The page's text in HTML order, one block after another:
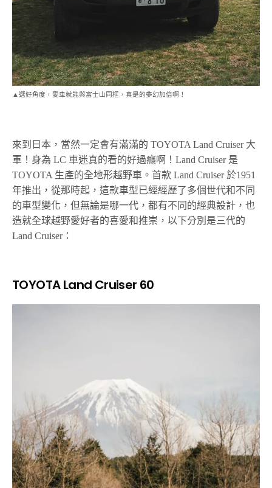
▲選好角度，愛車就能與富士山同框，真是的夢幻加倍啊！
來到日本，當然一定會有滿滿的 TOYOTA Land Cruiser 大
軍！身為 LC 車迷真的看的好過癮啊！Land Cruiser 是
TOYOTA 生產的全地形越野車。首款 Land Cruiser 於1951
年推出，從那時起，這款車型已經經歷了多個世代和不同
的車型變化，但無論是哪一代，都有不同的經典設計，也
造就全球越野愛好者的喜愛和推崇，以下分別是三代的
Land Cruiser：
TOYOTA Land Cruiser 60